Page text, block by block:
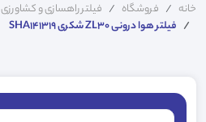
خانه فروشگاه فیلتر راهسازی و کشاورزی
فیلتر هوا درونی ZL30 شکری SHA141319